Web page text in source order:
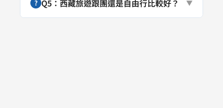
? Q5：西藏旅遊跟團還是自由行比較好？ ▼